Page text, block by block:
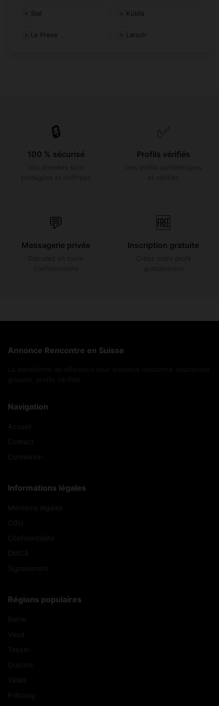
Siat Küblis
Le Prese Latsch
🔒
100 % sécurisé
✅
Profils vérifiés
💬
Messagerie privée
🆓
Inscription gratuite
Annonce Rencontre en Suisse
Navigation
Informations légales
Régions populaires